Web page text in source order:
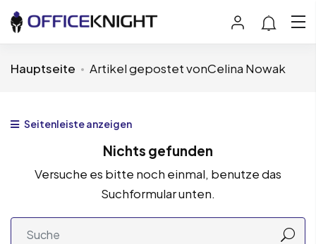
Hauptseite Artikel gepostet vonCelina Nowak
Seitenleiste anzeigen
Nichts gefunden
Versuche es bitte noch einmal, benutze das
Suchformular unten.